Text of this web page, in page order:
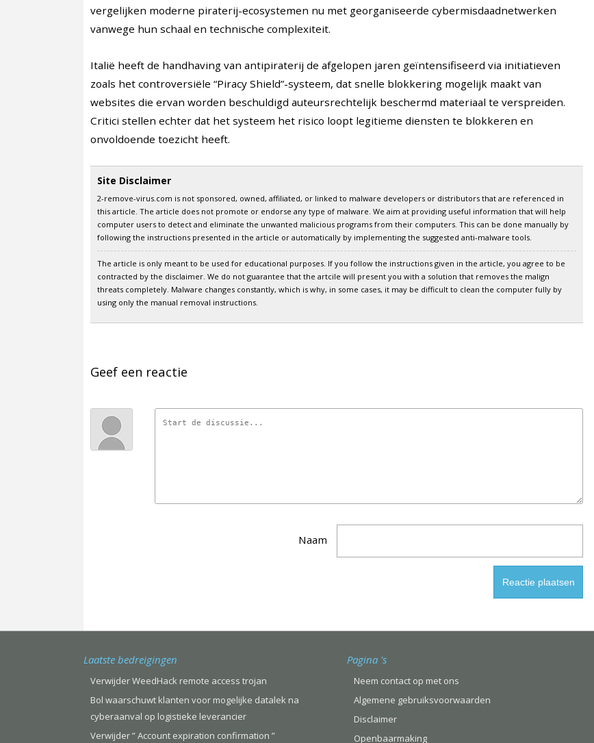
vergelijken moderne piraterij-ecosystemen nu met georganiseerde cybermisdaadnetwerken
vanwege hun schaal en technische complexiteit.
Italië heeft de handhaving van antipiraterij de afgelopen jaren geïntensifiseerd via initiatieven
zoals het controversiële “Piracy Shield”-systeem, dat snelle blokkering mogelijk maakt van
websites die ervan worden beschuldigd auteursrechtelijk beschermd materiaal te verspreiden.
Critici stellen echter dat het systeem het risico loopt legitieme diensten te blokkeren en
onvoldoende toezicht heeft.
Site Disclaimer
2-remove-virus.com is not sponsored, owned, affiliated, or linked to malware developers or distributors that are referenced in
this article. The article does not promote or endorse any type of malware. We aim at providing useful information that will help
computer users to detect and eliminate the unwanted malicious programs from their computers. This can be done manually by
following the instructions presented in the article or automatically by implementing the suggested anti-malware tools.
The article is only meant to be used for educational purposes. If you follow the instructions given in the article, you agree to be
contracted by the disclaimer. We do not guarantee that the artcile will present you with a solution that removes the malign
threats completely. Malware changes constantly, which is why, in some cases, it may be difficult to clean the computer fully by
using only the manual removal instructions.
Geef een reactie
Naam
Laatste bedreigingen
Verwijder WeedHack remote access trojan
Bol waarschuwt klanten voor mogelijke datalek na
cyberaanval op logistieke leverancier
Verwijder ” Account expiration confirmation ”
Pagina 's
Neem contact op met ons
Algemene gebruiksvoorwaarden
Disclaimer
Openbaarmaking